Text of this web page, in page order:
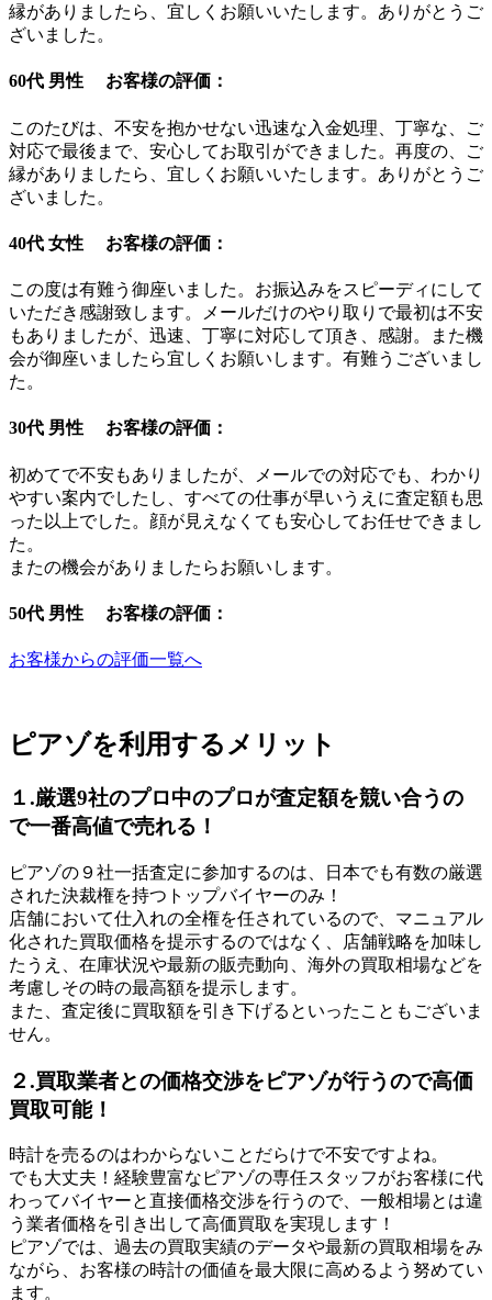
縁がありましたら、宜しくお願いいたします。ありがとうご
ざいました。
60代 男性 お客様の評価：
このたびは、不安を抱かせない迅速な入金処理、丁寧な、ご
対応で最後まで、安心してお取引ができました。再度の、ご
縁がありましたら、宜しくお願いいたします。ありがとうご
ざいました。
40代 女性 お客様の評価：
この度は有難う御座いました。お振込みをスピーディにして
いただき感謝致します。メールだけのやり取りで最初は不安
もありましたが、迅速、丁寧に対応して頂き、感謝。また機
会が御座いましたら宜しくお願いします。有難うございまし
た。
30代 男性 お客様の評価：
初めてで不安もありましたが、メールでの対応でも、わかり
やすい案内でしたし、すべての仕事が早いうえに査定額も思
った以上でした。顔が見えなくても安心してお任せできまし
た。
またの機会がありましたらお願いします。
50代 男性 お客様の評価：
お客様からの評価一覧へ
ピアゾを利用するメリット
１.厳選9社のプロ中のプロが査定額を競い合うの
で一番高値で売れる！
ピアゾの９社一括査定に参加するのは、日本でも有数の厳選
された決裁権を持つトップバイヤーのみ！
店舗において仕入れの全権を任されているので、マニュアル
化された買取価格を提示するのではなく、店舗戦略を加味し
たうえ、在庫状況や最新の販売動向、海外の買取相場などを
考慮しその時の最高額を提示します。
また、査定後に買取額を引き下げるといったこともございま
せん。
２.買取業者との価格交渉をピアゾが行うので高価
買取可能！
時計を売るのはわからないことだらけで不安ですよね。
でも大丈夫！経験豊富なピアゾの専任スタッフがお客様に代
わってバイヤーと直接価格交渉を行うので、一般相場とは違
う業者価格を引き出して高価買取を実現します！
ピアゾでは、過去の買取実績のデータや最新の買取相場をみ
ながら、お客様の時計の価値を最大限に高めるよう努めてい
ます。